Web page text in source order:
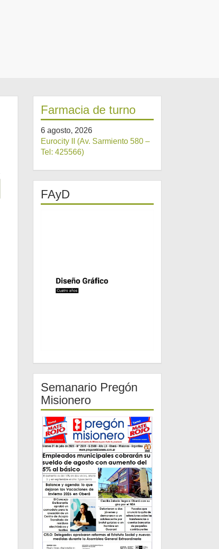
Farmacia de turno
6 agosto, 2026
Eurocity II (Av. Sarmiento 580 –
Tel: 425566)
FAyD
Semanario Pregón
Misionero